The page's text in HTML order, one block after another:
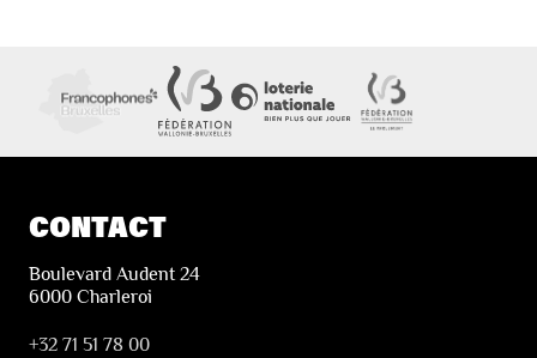
CONTACT
Boulevard Audent 24
6000 Charleroi
+32 71 51 78 00